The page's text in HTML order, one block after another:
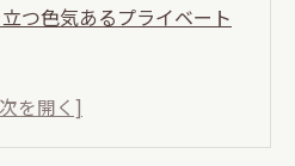
つ色気あるプライベート
楽しむ大人の雰囲気作り